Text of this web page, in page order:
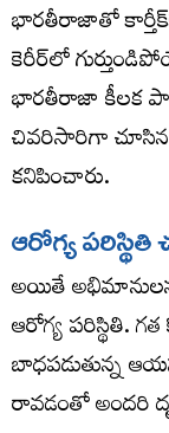
భారతీరాజాతో
కెరీర్‌లో
భారతీరాజా కీలక
చివరిసారిగా చూసిన
కనిపించారు.
ఆరోగ్య
అయితే
ఆరోగ్య పరిస్థితి.
బాధపడుతున్న
రావడంతో అందరి